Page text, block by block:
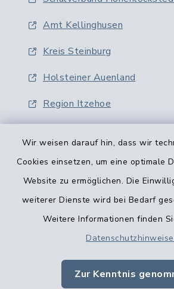
Wir weisen darauf hin, dass wir
Cookies einsetzen, um eine optimale
Website zu ermöglichen. Die
weiterer Dienste wird bei Bedarf
Weitere Informationen finden
Zur Kenntnis
Amt Kellinghusen
Kreis Steinburg
Holsteiner Auenland
Region Itzehoe
Barrierefreiheit
Impressum